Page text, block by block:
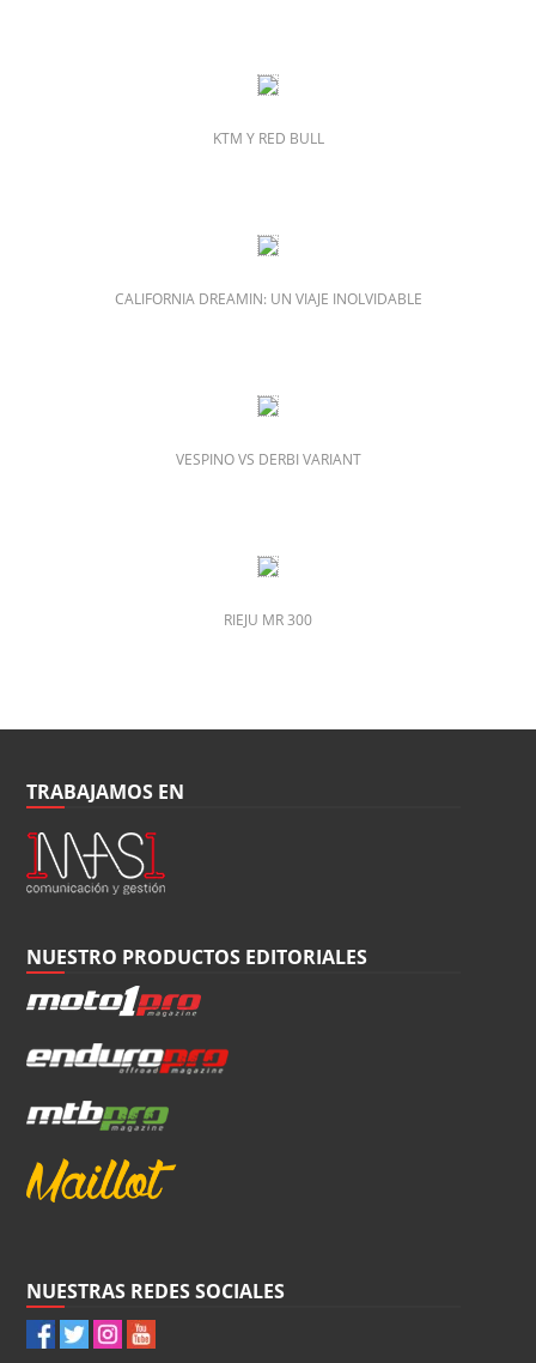
KTM Y RED BULL
CALIFORNIA DREAMIN: UN VIAJE INOLVIDABLE
VESPINO VS DERBI VARIANT
RIEJU MR 300
TRABAJAMOS EN
NUESTRO PRODUCTOS EDITORIALES
NUESTRAS REDES SOCIALES